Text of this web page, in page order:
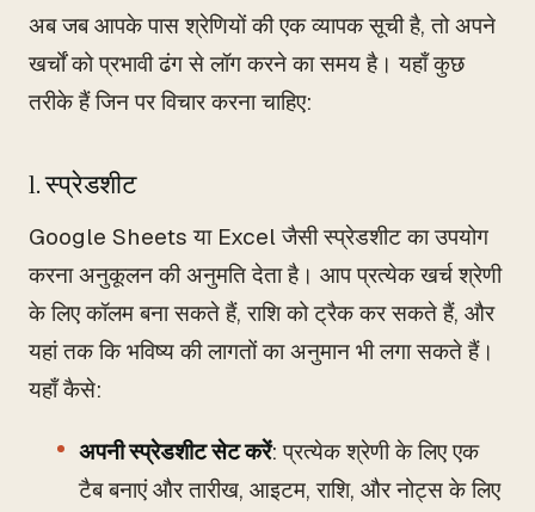
अब जब आपके पास श्रेणियों की एक व्यापक सूची है, तो अपने
खर्चों को प्रभावी ढंग से लॉग करने का समय है। यहाँ कुछ
तरीके हैं जिन पर विचार करना चाहिए:
1. स्प्रेडशीट
Google Sheets या Excel जैसी स्प्रेडशीट का उपयोग
करना अनुकूलन की अनुमति देता है। आप प्रत्येक खर्च श्रेणी
के लिए कॉलम बना सकते हैं, राशि को ट्रैक कर सकते हैं, और
यहां तक कि भविष्य की लागतों का अनुमान भी लगा सकते हैं।
यहाँ कैसे:
अपनी स्प्रेडशीट सेट करें: प्रत्येक श्रेणी के लिए एक
टैब बनाएं और तारीख, आइटम, राशि, और नोट्स के लिए